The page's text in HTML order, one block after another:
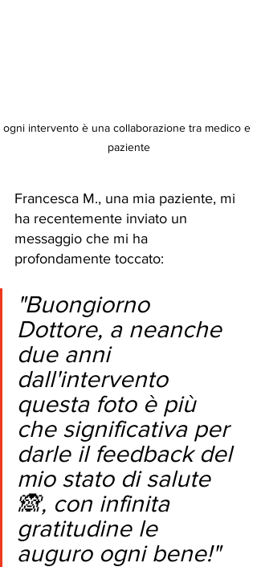
ogni intervento è una collaborazione tra medico e
paziente
Francesca M., una mia paziente, mi
ha recentemente inviato un
messaggio che mi ha
profondamente toccato:
"Buongiorno
Dottore, a neanche
due anni
dall'intervento
questa foto è più
che significativa per
darle il feedback del
mio stato di salute
🙈, con infinita
gratitudine le
auguro ogni bene!"